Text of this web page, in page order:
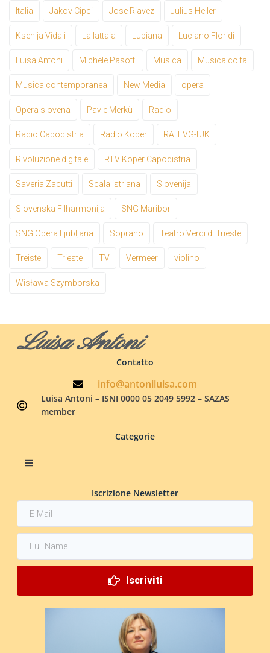
Italia Jakov Cipci Jose Riavez Julius Heller
Ksenija Vidali La lattaia Lubiana Luciano Floridi
Luisa Antoni Michele Pasotti Musica Musica colta
Musica contemporanea New Media opera
Opera slovena Pavle Merkù Radio
Radio Capodistria Radio Koper RAI FVG-FJK
Rivoluzione digitale RTV Koper Capodistria
Saveria Zacutti Scala istriana Slovenija
Slovenska Filharmonija SNG Maribor
SNG Opera Ljubljana Soprano Teatro Verdi di Trieste
Treiste Trieste TV Vermeer violino
Wisława Szymborska
Luisa Antoni
Contatto
info@antoniluisa.com
Luisa Antoni – ISNI 0000 05 2049 5992 – SAZAS
member
Categorie
Iscrizione Newsletter
Iscriviti